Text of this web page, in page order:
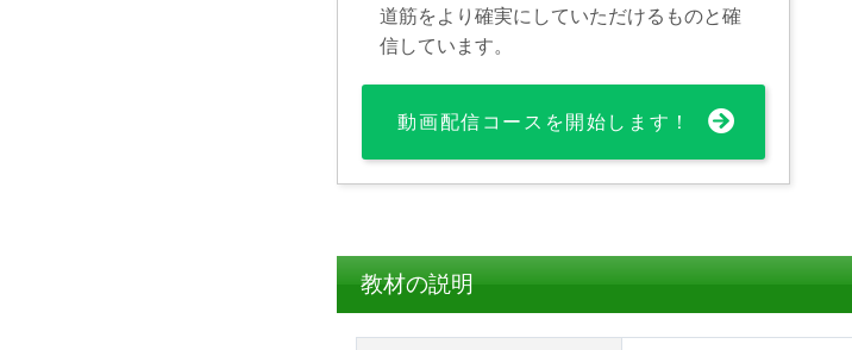
道筋をより確実にしていただけるものと確
信しています。
動画配信コースを開始します！
教材の説明